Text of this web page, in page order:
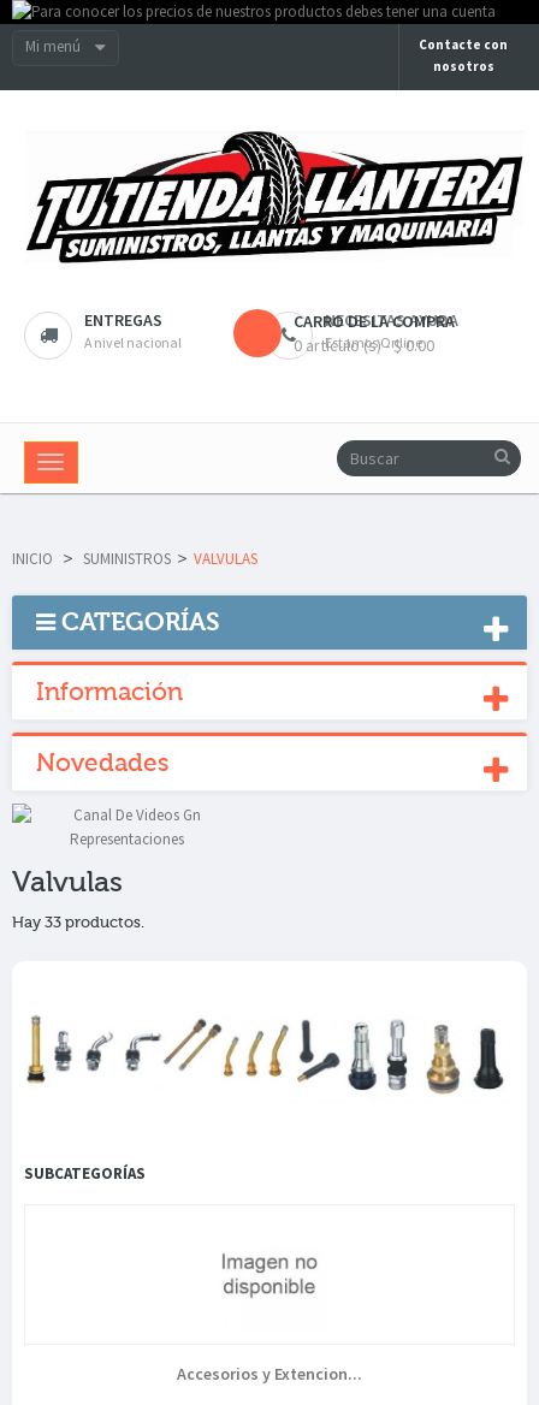
Mi menú
Contacte con
nosotros
ENTREGAS
A nivel nacional
NECESITAS AYUDA
Estamos Online
CARRO DE LA COMPRA
0 artículo (s) - $ 0.00
Navegación
Toggle
INICIO > SUMINISTROS > VALVULAS
CATEGORÍAS
Información
Novedades
Valvulas
Hay 33 productos.
SUBCATEGORÍAS
Accesorios y Extencion...